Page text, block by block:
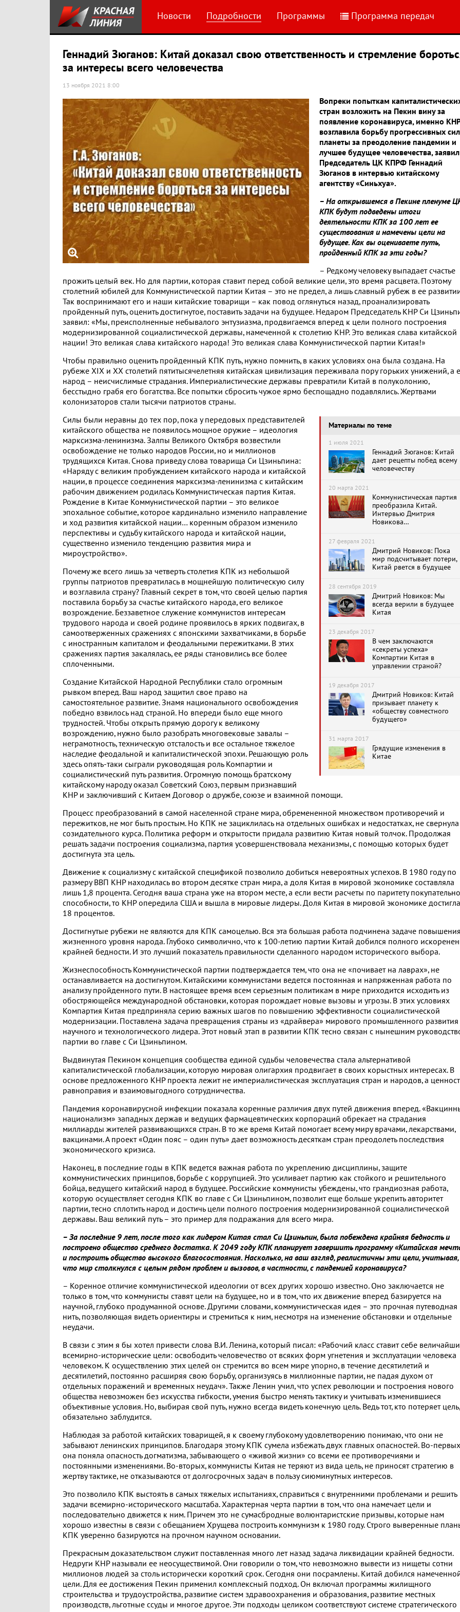
Новости Подробности Программы Программа передач
Геннадий Зюганов: Китай доказал свою ответственность и стремление
за интересы всего человечества
13 ноября 2021 8:00
Вопреки попыткам
стран возложить на Пекин вину за
появление коронавируса, именно КНР
возглавила борьбу прогрессивных сил
планеты за преодоление пандемии и
лучшее будущее человечества, заявил
Председатель ЦК КПРФ Геннадий
Зюганов в интервью китайскому
агентству «Синьхуа».
– На открывшемся в Пекине пленуме
КПК будут подведены итоги
деятельности КПК за 100 лет ее
существования и намечены цели на
будущее. Как вы оцениваете путь,
пройденный КПК за эти годы?
– Редкому человеку выпадает счастье
прожить целый век. Но для партии, которая ставит перед собой великие цели, это время расцвета. Поэтому
столетний юбилей для Коммунистической партии Китая – это не предел, а лишь славный рубеж в ее
Так воспринимают его и наши китайские товарищи – как повод оглянуться назад, проанализировать
пройденный путь, оценить достигнутое, поставить задачи на будущее. Недаром Председатель КНР Си
заявил: «Мы, преисполненные небывалого энтузиазма, продвигаемся вперед к цели полного построения
модернизированной социалистической державы, намеченной к столетию КНР. Это великая слава китайской
нации! Это великая слава китайского народа! Это великая слава Коммунистической партии Китая!»
Чтобы правильно оценить пройденный КПК путь, нужно помнить, в каких условиях она была создана. На
рубеже XIX и XX столетий пятитысячелетняя китайская цивилизация переживала пору горьких унижений, а
народ – неисчислимые страдания. Империалистические державы превратили Китай в полуколонию,
бесстыдно грабя его богатства. Все попытки сбросить чужое ярмо беспощадно подавлялись. Жертвами
колонизаторов стали тысячи патриотов страны.
Материалы по теме
1 июля 2021
Геннадий Зюганов: Китай
дает рецепты побед всему
человечеству
20 марта 2021
Коммунистическая партия
преобразила Китай.
Интервью Дмитрия
Новикова
агентству «Синьхуа»
27 февраля 2021
Дмитрий Новиков: Пока
мир подсчитывает потери,
Китай рвется в будущее
28 сентября 2019
Дмитрий Новиков: Мы
всегда верили в будущее
Китая
23 декабря 2017
В чем заключаются
«секреты успеха»
Компартии Китая в
управлении страной?
19 декабря 2017
Дмитрий Новиков: Китай
призывает планету к
«обществу совместного
будущего»
31 марта 2017
Грядущие изменения в
Китае
Силы были неравны до тех пор, пока у передовых представителей
китайского общества не появилось мощное оружие – идеология
марксизма-ленинизма. Залпы Великого Октября возвестили
освобождение не только народов России, но и миллионов
трудящихся Китая. Снова приведу слова товарища Си Цзиньпина:
«Наряду с великим пробуждением китайского народа и китайской
нации, в процессе соединения марксизма-ленинизма с китайским
рабочим движением родилась Коммунистическая партия Китая.
Рождение в Китае Коммунистической партии – это великое
эпохальное событие, которое кардинально изменило направление
и ход развития китайской нации… коренным образом изменило
перспективы и судьбу китайского народа и китайской нации,
существенно изменило тенденцию развития мира и
мироустройство».
Почему же всего лишь за четверть столетия КПК из небольшой
группы патриотов превратилась в мощнейшую политическую силу
и возглавила страну? Главный секрет в том, что своей целью партия
поставила борьбу за счастье китайского народа, его великое
возрождение. Беззаветное служение коммунистов интересам
трудового народа и своей родине проявилось в ярких подвигах, в
самоотверженных сражениях с японскими захватчиками, в борьбе
с иностранным капиталом и феодальными пережитками. В этих
сражениях партия закалялась, ее ряды становились все более
сплоченными.
Создание Китайской Народной Республики стало огромным
рывком вперед. Ваш народ защитил свое право на
самостоятельное развитие. Знамя национального освобождения
победно взвилось над страной. Но впереди было еще много
трудностей. Чтобы открыть прямую дорогу к великому
возрождению, нужно было разобрать многовековые завалы –
неграмотность, техническую отсталость и все остальное тяжелое
наследие феодальной и капиталистической эпохи. Решающую роль
здесь опять-таки сыграли руководящая роль Компартии и
социалистический путь развития. Огромную помощь братскому
китайскому народу оказал Советский Союз, первым признавший
КНР и заключивший с Китаем Договор о дружбе, союзе и взаимной помощи.
Процесс преобразований в самой населенной стране мира, обремененной множеством противоречий и
пережитков, не мог быть простым. Но КПК не зациклилась на отдельных ошибках и недостатках, не свернула
созидательного курса. Политика реформ и открытости придала развитию Китая новый толчок. Продолжая
решать задачи построения социализма, партия усовершенствовала механизмы, с помощью которых будет
достигнута эта цель.
Движение к социализму с китайской спецификой позволило добиться невероятных успехов. В 1980 году по
размеру ВВП КНР находилась во втором десятке стран мира, а доля Китая в мировой экономике составляла
лишь 1,8 процента. Сегодня ваша страна уже на втором месте, а если вести расчеты по паритету
способности, то КНР опередила США и вышла в мировые лидеры. Доля Китая в мировой экономике достигла
18 процентов.
Достигнутые рубежи не являются для КПК самоцелью. Вся эта большая работа подчинена задаче повышения
жизненного уровня народа. Глубоко символично, что к 100-летию партии Китай добился полного
крайней бедности. И это лучший показатель правильности сделанного народом исторического выбора.
Жизнеспособность Коммунистической партии подтверждается тем, что она не «почивает на лаврах», не
останавливается на достигнутом. Китайскими коммунистами ведется постоянная и напряженная работа по
анализу пройденного пути. В настоящее время всем серьезным политикам в мире приходится исходить из
обостряющейся международной обстановки, которая порождает новые вызовы и угрозы. В этих условиях
Компартия Китая предприняла серию важных шагов по повышению эффективности социалистической
модернизации. Поставлена задача превращения страны из «драйвера» мирового промышленного развития
научного и технологического лидера. Этот новый этап в развитии КПК тесно связан с нынешним
партии во главе с Си Цзиньпином.
Выдвинутая Пекином концепция сообщества единой судьбы человечества стала альтернативой
капиталистической глобализации, которую мировая олигархия продвигает в своих корыстных интересах. В
основе предложенного КНР проекта лежит не империалистическая эксплуатация стран и народов, а
равноправия и взаимовыгодного сотрудничества.
Пандемия коронавирусной инфекции показала коренные различия двух путей движения вперед.
национализм» западных держав и ведущих фармацевтических корпораций обрекает на страдания
миллиарды жителей развивающихся стран. В то же время Китай помогает всему миру врачами, лекарствами,
вакцинами. А проект «Один пояс – один путь» дает возможность десяткам стран преодолеть последствия
экономического кризиса.
Наконец, в последние годы в КПК ведется важная работа по укреплению дисциплины, защите
коммунистических принципов, борьбе с коррупцией. Это усиливает партию как стойкого и решительного
бойца, ведущего китайский народ в будущее. Российские коммунисты убеждены, что грандиозная работа,
которую осуществляет сегодня КПК во главе с Си Цзиньпином, позволит еще больше укрепить авторитет
партии, тесно сплотить народ и достичь цели полного построения модернизированной социалистической
державы. Ваш великий путь – это пример для подражания для всего мира.
– За последние 9 лет, после того как лидером Китая стал Си Цзиньпин, была побеждена крайняя бедность и
построено общество среднего достатка. К 2049 году КПК планирует завершить программу «Китайская
и построить общество высокого благосостояния. Насколько, на ваш взгляд, реалистичны эти цели, учитывая,
что мир столкнулся с целым рядом проблем и вызовов, в частности, с пандемией коронавируса?
– Коренное отличие коммунистической идеологии от всех других хорошо известно. Оно заключается не
только в том, что коммунисты ставят цели на будущее, но и в том, что их движение вперед базируется на
научной, глубоко продуманной основе. Другими словами, коммунистическая идея – это прочная путеводная
нить, позволяющая видеть ориентиры и стремиться к ним, несмотря на изменение обстановки и отдельные
неудачи.
В связи с этим я бы хотел привести слова В.И. Ленина, который писал: «Рабочий класс ставит себе
всемирно-исторические цели: освободить человечество от всяких форм угнетения и эксплуатации человека
человеком. К осуществлению этих целей он стремится во всем мире упорно, в течение десятилетий и
десятилетий, постоянно расширяя свою борьбу, организуясь в миллионные партии, не падая духом от
отдельных поражений и временных неудач». Также Ленин учил, что успех революции и построения нового
общества невозможен без искусства гибкости, умения быстро менять тактику и учитывать изменившиеся
объективные условия. Но, выбирая свой путь, нужно всегда видеть конечную цель. Ведь тот, кто потеряет цель,
обязательно заблудится.
Наблюдая за работой китайских товарищей, я к своему глубокому удовлетворению понимаю, что они не
забывают ленинских принципов. Благодаря этому КПК сумела избежать двух главных опасностей. Во-
она поняла опасность догматизма, забывающего о «живой жизни» со всеми ее противоречиями и
постоянными изменениями. Во-вторых, коммунисты Китая не теряют из вида цель, не приносят стратегию в
жертву тактике, не отказываются от долгосрочных задач в пользу сиюминутных интересов.
Это позволило КПК выстоять в самых тяжелых испытаниях, справиться с внутренними проблемами и решить
задачи всемирно-исторического масштаба. Характерная черта партии в том, что она намечает цели и
последовательно движется к ним. Причем это не сумасбродные волюнтаристские призывы, которые нам
хорошо известны в связи с обещанием Хрущева построить коммунизм к 1980 году. Строго выверенные
КПК уверенно базируются на прочном научном основании.
Прекрасным доказательством служит поставленная много лет назад задача ликвидации крайней бедности.
Недруги КНР называли ее неосуществимой. Они говорили о том, что невозможно вывести из нищеты сотни
миллионов людей за столь исторически короткий срок. Сегодня они посрамлены. Китай добился
цели. Для ее достижения Пекин применил комплексный подход. Он включал программы жилищного
строительства и трудоустройства, развитие систем здравоохранения и образования, развитие местных
производств, льготные ссуды и многое другое. Эти подходы целиком соответствуют системе стратегического